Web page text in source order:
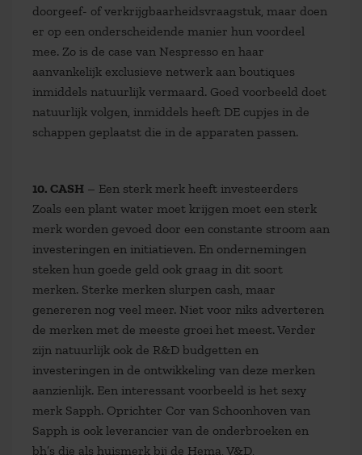
doorgeef- of verkrijgbaarheidsvraagstuk, maar doen
er op een onderscheidende manier hun voordeel
mee. Zo is de case van Nespresso en haar
aanvankelijk exclusieve netwerk aan boutiques
inmiddels natuurlijk vermaard. Goed voorbeeld doet
natuurlijk volgen, inmiddels heeft DE cupjes in de
schappen geplaatst die in de apparaten passen.
10. CASH – Een sterk merk heeft investeerders
Zoals een plant water moet krijgen moet een sterk
merk worden gevoed door een constante stroom aan
investeringen en initiatieven. En ondernemingen
steken hun goede geld ook graag in dit soort
merken. Sterke merken slurpen cash, maar
genereren nog veel meer. Niet voor niks adverteren
de merken met de meeste groei het meest. Verder
zijn natuurlijk ook de R&D budgetten en
investeringen in de ontwikkeling van deze merken
aanzienlijk. Een interessant voorbeeld is het sexy
merk Sapph. Oprichter Cor van Schoonhoven van
Sapph is ook leverancier van de onderbroeken en
bh’s die als huismerk bij de Hema, V&D,